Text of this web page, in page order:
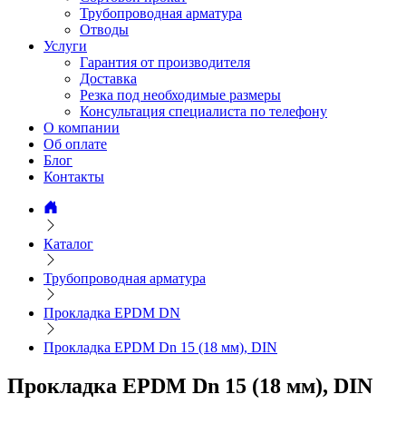
Трубопроводная арматура
Отводы
Услуги
Гарантия от производителя
Доставка
Резка под необходимые размеры
Консультация специалиста по телефону
О компании
Об оплате
Блог
Контакты
Каталог
Трубопроводная арматура
Прокладка EPDM DN
Прокладка EPDM Dn 15 (18 мм), DIN
Прокладка EPDM Dn 15 (18 мм), DIN